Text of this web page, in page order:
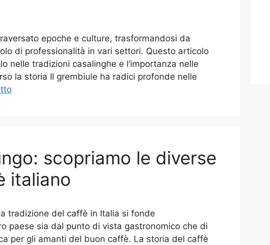
epoche e culture, trasformandosi da
di professionalità in vari settori. Questo articolo
nelle tradizioni casalinghe e l’importanza nelle
la storia Il grembiule ha radici profonde nelle
scopriamo le diverse
italiano
tradizione del caffè in Italia si fonde
paese sia dal punto di vista gastronomico che di
per gli amanti del buon caffè. La storia del caffè